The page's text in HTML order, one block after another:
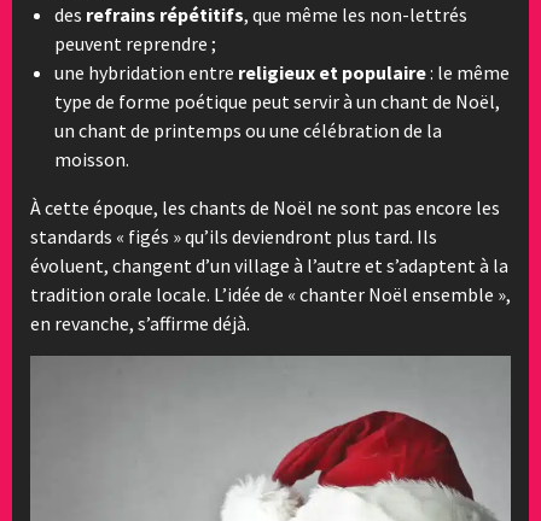
des refrains répétitifs, que même les non-lettrés
peuvent reprendre ;
une hybridation entre religieux et populaire: le même
type de forme poétique peut servir à un chant de Noël,
un chant de printemps ou une célébration de la
moisson.
À cette époque, les chants de Noël ne sont pas encore les
standards « figés » qu’ils deviendront plus tard. Ils
évoluent, changent d’un village à l’autre et s’adaptent à la
tradition orale locale. L’idée de « chanter Noël ensemble »,
en revanche, s’affirme déjà.